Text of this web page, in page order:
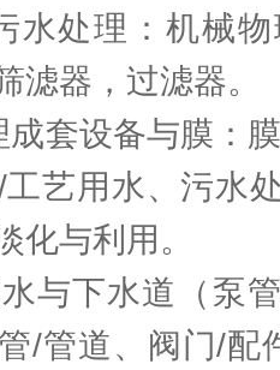
水处理：机械
滤器，过滤器。
成套设备与膜：
艺用水、污水
化与利用。
与下水道（泵
/管道、阀门/配